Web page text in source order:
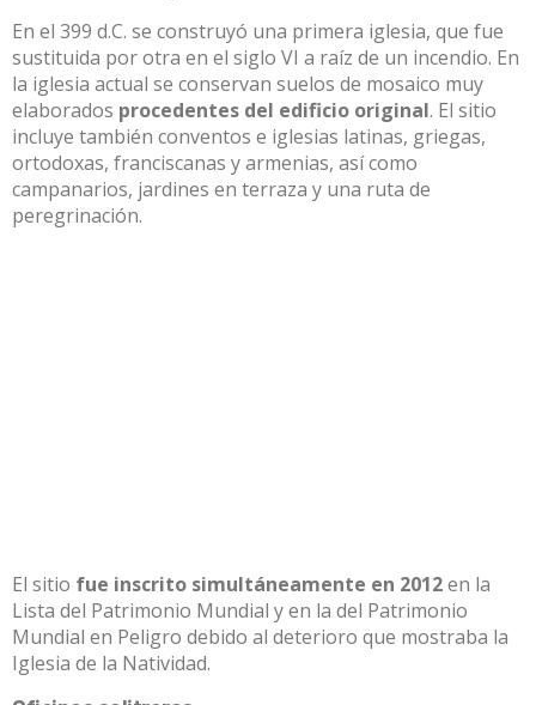
En el 399 d.C. se construyó una primera iglesia, que fue
sustituida por otra en el siglo VI a raíz de un incendio. En
la iglesia actual se conservan suelos de mosaico muy
elaborados procedentes del edificio original. El sitio
incluye también conventos e iglesias latinas, griegas,
ortodoxas, franciscanas y armenias, así como
campanarios, jardines en terraza y una ruta de
peregrinación.
El sitio fue inscrito simultáneamente en 2012en la
Lista del Patrimonio Mundial y en la del Patrimonio
Mundial en Peligro debido al deterioro que mostraba la
Iglesia de la Natividad.